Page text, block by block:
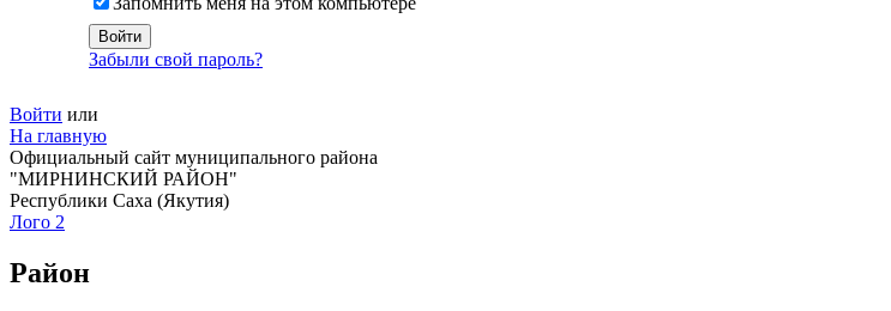
Забыли свой пароль?
Войти или
На главную
Официальный сайт муниципального района
"МИРНИНСКИЙ РАЙОН"
Республики Саха (Якутия)
Лого 2
Район